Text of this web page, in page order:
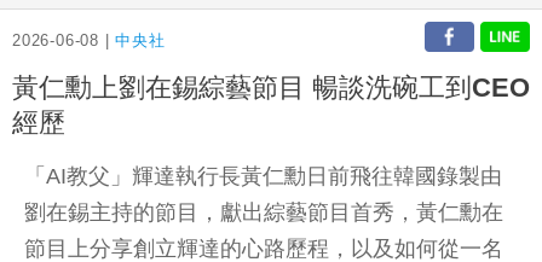
2026-06-08 |中央社
黃仁勳上劉在錫綜藝節目 暢談洗碗工到CEO
經歷
「AI教父」輝達執行長黃仁勳日前飛往韓國錄製由
劉在錫主持的節目，獻出綜藝節目首秀，黃仁勳在
節目上分享創立輝達的心路歷程，以及如何從一名